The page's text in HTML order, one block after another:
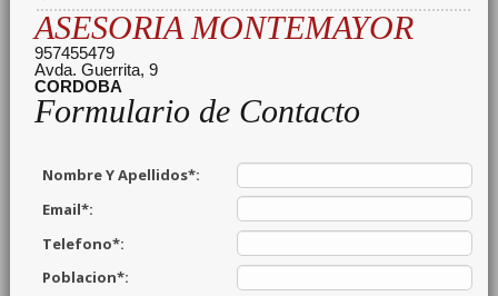
ASESORIA MONTEMAYOR
957455479
Avda. Guerrita, 9
CORDOBA
Formulario de Contacto